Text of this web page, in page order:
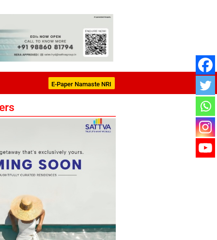
E-Paper Namaste NRI